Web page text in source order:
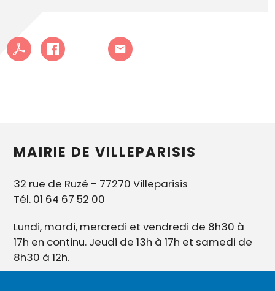
MAIRIE DE VILLEPARISIS
32 rue de Ruzé - 77270 Villeparisis
Tél. 01 64 67 52 00
Lundi, mardi, mercredi et vendredi de 8h30 à
17h en continu. Jeudi de 13h à 17h et samedi de
8h30 à 12h.